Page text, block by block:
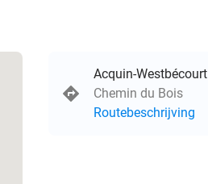
Acquin-Westbécourt
Chemin du Bois
Routebeschrijving